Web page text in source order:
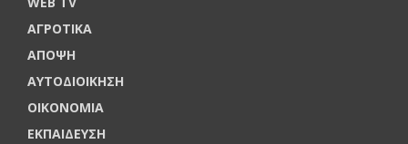
ΑΓΡΟΤΙΚΑ
ΑΠΟΨΗ
ΑΥΤΟΔΙΟΙΚΗΣΗ
ΟΙΚΟΝΟΜΙΑ
ΕΚΠΑΙΔΕΥΣΗ